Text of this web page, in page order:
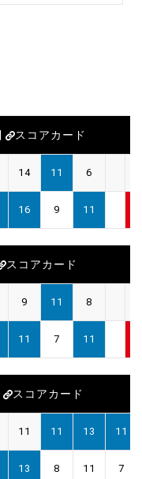
スコアカード
14 11 6
16 9 11
スコアカード
9 11 8
11 7 11
スコアカード
11 11 13 11
13 8 11 7